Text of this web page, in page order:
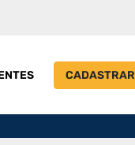
CADASTRAR